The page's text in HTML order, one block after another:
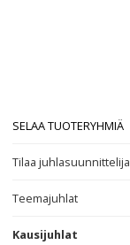
SELAA TUOTERYHMIÄ
Tilaa juhlasuunnittelija
Teemajuhlat
Kausijuhlat